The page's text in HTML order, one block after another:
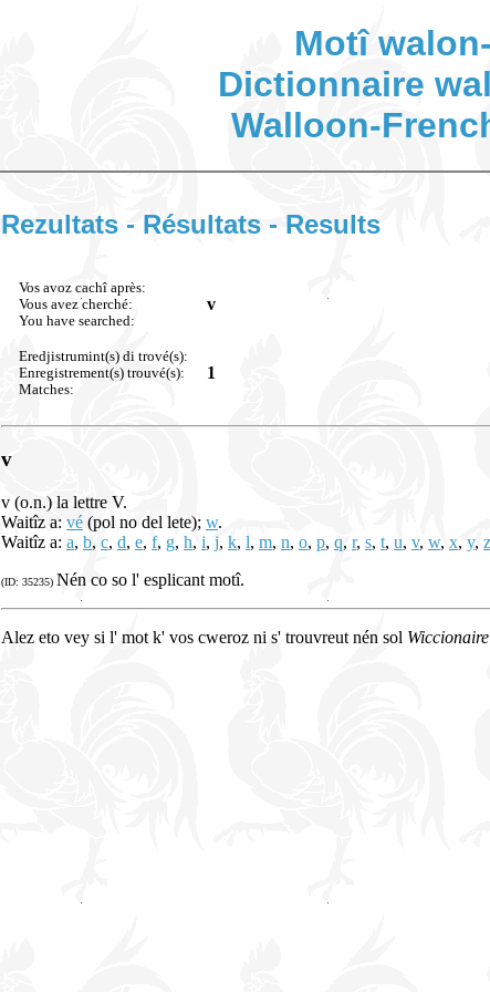
Motî
Dictionnaire
Walloon-
Rezultats - Résultats - Results
Vos avoz cachî après:
Vous avez cherché:
You have searched:
v
Eredjistrumint(s) di trové(s):
Enregistrement(s) trouvé(s):
Matches:
1
v
v (o.n.) la lettre V.
Waitîz a: vé (pol no del lete); w.
Waitîz a: a, b, c, d, e, f, g, h, i, j, k, l, m, n, o, p, q, r, s, t, u, v, w, x, y, z
(ID: 35235) Nén co so l' esplicant motî.
Alez eto vey si l' mot k' vos cweroz ni s' trouvreut nén sol Wiccionaire